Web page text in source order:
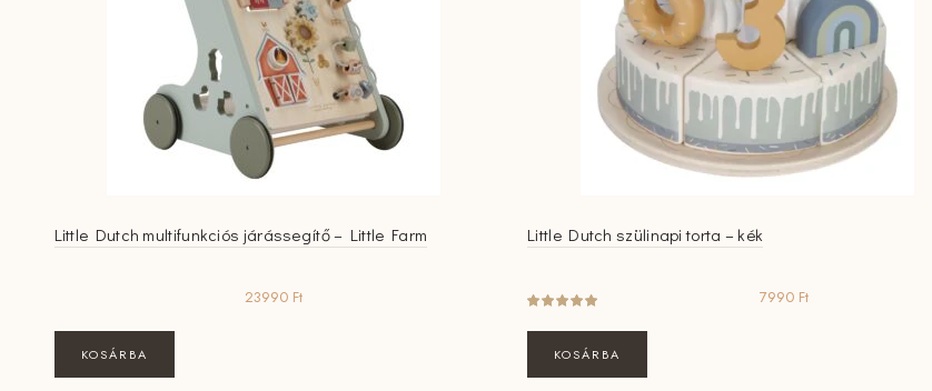
Little Dutch multifunkciós járássegítő – Little Farm
23990 Ft
KOSÁRBA
Little Dutch szülinapi torta – kék
7990 Ft
KOSÁRBA